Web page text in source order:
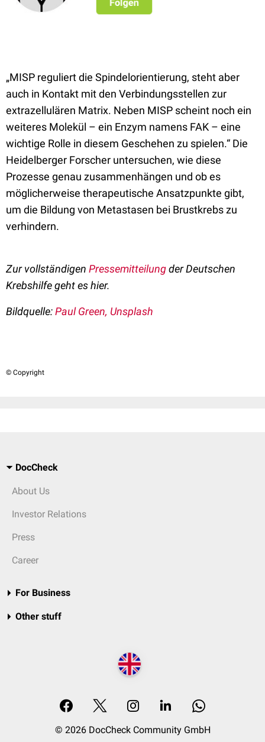
„MISP reguliert die Spindelorientierung, steht aber
auch in Kontakt mit den Verbindungsstellen zur
extrazellulären Matrix. Neben MISP scheint noch ein
weiteres Molekül – ein Enzym namens FAK – eine
wichtige Rolle in diesem Geschehen zu spielen.“ Die
Heidelberger Forscher untersuchen, wie diese
Prozesse genau zusammenhängen und ob es
möglicherweise therapeutische Ansatzpunkte gibt,
um die Bildung von Metastasen bei Brustkrebs zu
verhindern.
Zur vollständigen Pressemitteilungder Deutschen
Krebshilfe geht es hier.
Bildquelle:Paul Green, Unsplash
© Copyright
DocCheck
About Us
Investor Relations
Press
Career
For Business
Other stuff
© 2026 DocCheck Community GmbH